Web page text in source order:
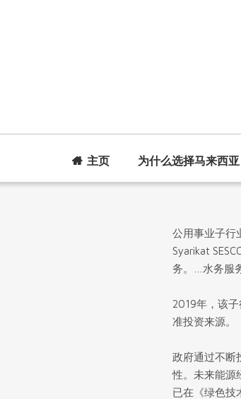
主页 为什么选择马来西亚
公用事业子行
Syarikat
务。…水务服
2019年，该
准投资来源。
政府通过不断
性。未来能源
已在《绿色技